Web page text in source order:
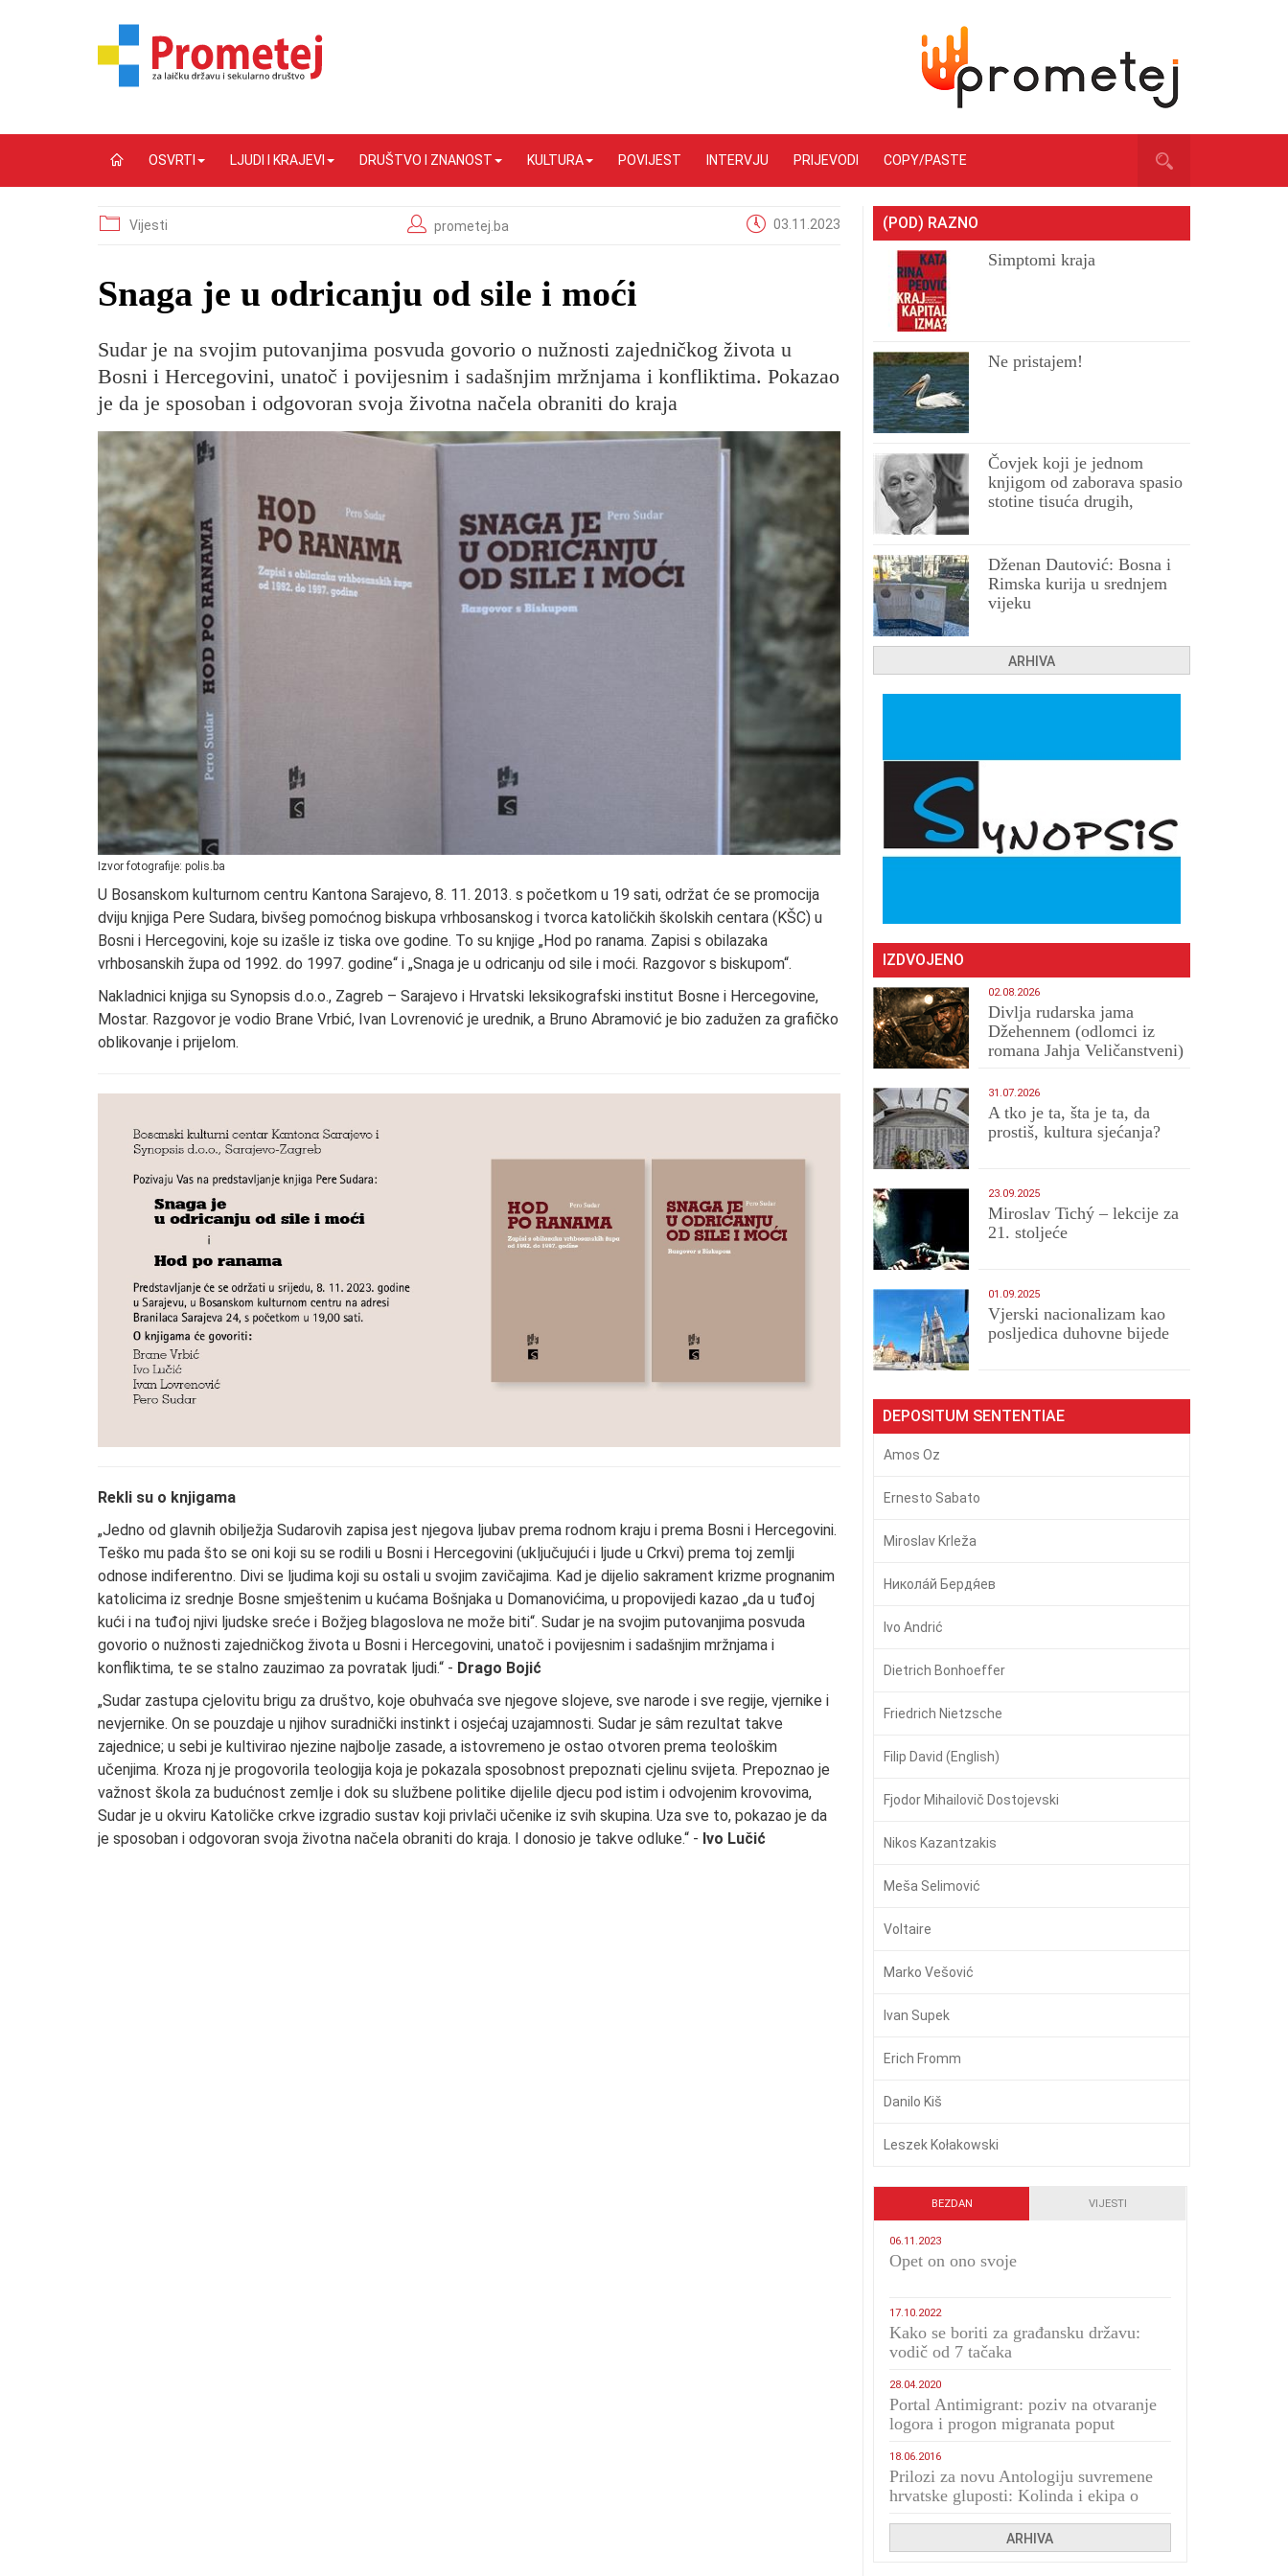
OSVRTI LJUDI I KRAJEVI DRUŠTVO I ZNANOST KULTURA POVIJEST INTERVJU PRIJEVODI COPY/PASTE
Vijesti prometej.ba 03.11.2023
​Snaga je u odricanju od sile i moći
Sudar je na svojim putovanjima posvuda govorio o nužnosti zajedničkog života u
Bosni i Hercegovini, unatoč i povijesnim i sadašnjim mržnjama i konfliktima. Pokazao
je da je sposoban i odgovoran svoja životna načela obraniti do kraja
Izvor fotografije: polis.ba
U Bosanskom kulturnom centru Kantona Sarajevo, 8. 11. 2013. s početkom u 19 sati, održat će se promocija
dviju knjiga Pere Sudara, bivšeg pomoćnog biskupa vrhbosanskog i tvorca katoličkih školskih centara (KŠC) u
Bosni i Hercegovini, koje su izašle iz tiska ove godine. To su knjige „Hod po ranama. Zapisi s obilazaka
vrhbosanskih župa od 1992. do 1997. godine“ i „Snaga je u odricanju od sile i moći. Razgovor s biskupom“.
Nakladnici knjiga su Synopsis d.o.o., Zagreb – Sarajevo i Hrvatski leksikografski institut Bosne i Hercegovine,
Mostar. Razgovor je vodio Brane Vrbić, Ivan Lovrenović je urednik, a Bruno Abramović je bio zadužen za grafičko
oblikovanje i prijelom.
Rekli su o knjigama
„Jedno od glavnih obilježja Sudarovih zapisa jest njegova ljubav prema rodnom kraju i prema Bosni i Hercegovini.
Teško mu pada što se oni koji su se rodili u Bosni i Hercegovini (uključujući i ljude u Crkvi) prema toj zemlji
odnose indiferentno. Divi se ljudima koji su ostali u svojim zavičajima. Kad je dijelio sakrament krizme prognanim
katolicima iz srednje Bosne smještenim u kućama Bošnjaka u Domanovićima, u propovijedi kazao „da u tuđoj
kući i na tuđoj njivi ljudske sreće i Božjeg blagoslova ne može biti“. Sudar je na svojim putovanjima posvuda
govorio o nužnosti zajedničkog života u Bosni i Hercegovini, unatoč i povijesnim i sadašnjim mržnjama i
konfliktima, te se stalno zauzimao za povratak ljudi.“ - Drago Bojić
„Sudar zastupa cjelovitu brigu za društvo, koje obuhvaća sve njegove slojeve, sve narode i sve regije, vjernike i
nevjernike. On se pouzdaje u njihov suradnički instinkt i osjećaj uzajamnosti. Sudar je sâm rezultat takve
zajednice; u sebi je kultivirao njezine najbolje zasade, a istovremeno je ostao otvoren prema teološkim
učenjima. Kroza nj je progovorila teologija koja je pokazala sposobnost prepoznati cjelinu svijeta. Prepoznao je
važnost škola za budućnost zemlje i dok su službene politike dijelile djecu pod istim i odvojenim krovovima,
Sudar je u okviru Katoličke crkve izgradio sustav koji privlači učenike iz svih skupina. Uza sve to, pokazao je da
je sposoban i odgovoran svoja životna načela obraniti do kraja. I donosio je takve odluke.“ - Ivo Lučić
(POD) RAZNO
Simptomi kraja
Ne pristajem!
Čovjek koji je jednom
knjigom od zaborava spasio
stotine tisuća drugih,
Dženan Dautović: Bosna i
Rimska kurija u srednjem
vijeku
ARHIVA
IZDVOJENO
02.08.2026
Divlja rudarska jama
Džehennem (odlomci iz
romana Jahja Veličanstveni)
31.07.2026
A tko je ta, šta je ta, da
prostiš, kultura sjećanja?
23.09.2025
Miroslav Tichý – lekcije za
21. stoljeće
01.09.2025
​Vjerski nacionalizam kao
posljedica duhovne bijede
DEPOSITUM SENTENTIAE
Amos Oz
Ernesto Sabato
Miroslav Krleža
Никола́й Бердя́ев
Ivo Andrić
Dietrich Bonhoeffer
Friedrich Nietzsche
Filip David (English)
Fjodor Mihailovič Dostojevski
Nikos Kazantzakis
Meša Selimović
Voltaire
Marko Vešović
Ivan Supek
Erich Fromm
Danilo Kiš
Leszek Kołakowski
BEZDAN VIJESTI
06.11.2023
​Opet on ono svoje
17.10.2022
Kako se boriti za građansku državu:
vodič od 7 tačaka
28.04.2020
Portal Antimigrant: poziv na otvaranje
logora i progon migranata poput
18.06.2016
Prilozi za novu Antologiju suvremene
hrvatske gluposti: Kolinda i ekipa o
ARHIVA